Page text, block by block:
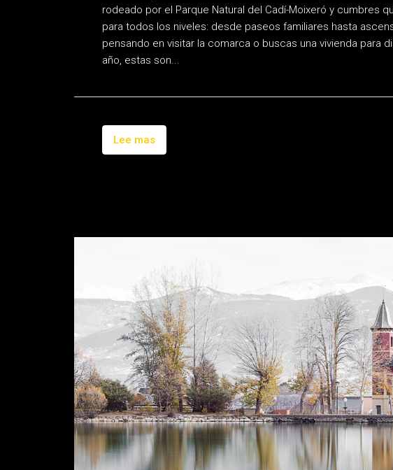
rodeado por el Parque Natural del Cadí-Moixeró y cumbres
para todos los niveles: desde paseos familiares hasta
pensando en visitar la comarca o buscas una vivienda para
año, estas son...
Lee mas